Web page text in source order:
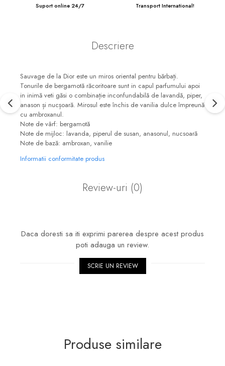
Suport online 24/7 Transport International!
Descriere
Sauvage de la Dior este un miros oriental pentru bărbați.
Tonurile de bergamotă răcoritoare sunt in capul parfumului apoi
in inimă veti găsi o combinație inconfundabilă de lavandă, piper,
anason și nucșoară. Mirosul este închis de vanilia dulce împreună
cu ambroxanul.
Note de vârf: bergamotă
Note de mijloc: lavanda, piperul de susan, anasonul, nucsoară
Note de bază: ambroxan, vanilie
Informatii conformitate produs
Review-uri (0)
Daca doresti sa iti exprimi parerea despre acest produs
poti adauga un review.
SCRIE UN REVIEW
Produse similare